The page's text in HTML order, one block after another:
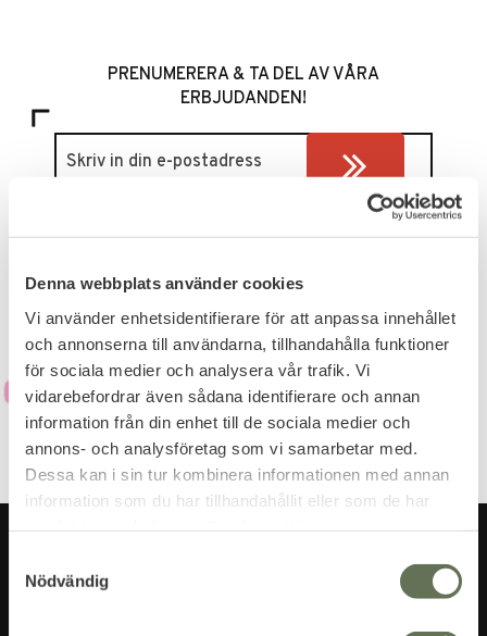
Denna webbplats använder cookies
Vi använder enhetsidentifierare för att anpassa innehållet
och annonserna till användarna, tillhandahålla funktioner
för sociala medier och analysera vår trafik. Vi
vidarebefordrar även sådana identifierare och annan
information från din enhet till de sociala medier och
annons- och analysföretag som vi samarbetar med.
Dessa kan i sin tur kombinera informationen med annan
information som du har tillhandahållit eller som de har
Nödvändig
PRENUMERERA & TA DEL AV VÅRA
ERBJUDANDEN!
Dina personuppgifter behandlas i enlighet med vår